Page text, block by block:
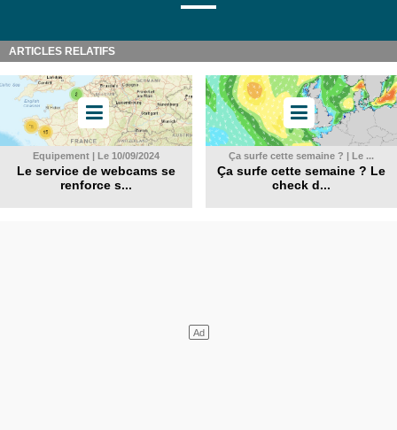
ARTICLES RELATIFS
Equipement | Le 10/09/2024
Le service de webcams se
renforce s...
Ça surfe cette semaine ? | Le ...
Ça surfe cette semaine ? Le
check d...